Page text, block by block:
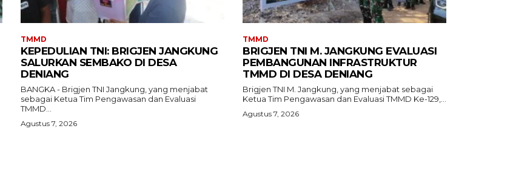
TMMD
KEPEDULIAN TNI: BRIGJEN JANGKUNG
SALURKAN SEMBAKO DI DESA
DENIANG
BANGKA - Brigjen TNI Jangkung, yang menjabat
sebagai Ketua Tim Pengawasan dan Evaluasi
TMMD...
Agustus 7, 2026
TMMD
BRIGJEN TNI M. JANGKUNG EVALUASI
PEMBANGUNAN INFRASTRUKTUR
TMMD DI DESA DENIANG
Brigjen TNI M. Jangkung, yang menjabat sebagai
Ketua Tim Pengawasan dan Evaluasi TMMD Ke-129,...
Agustus 7, 2026